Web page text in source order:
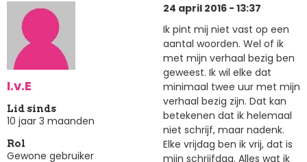
I.v.E
Lid sinds
10 jaar 3 maanden
Rol
Gewone gebruiker
24 april 2016 - 13:37
Ik pint mij niet vast op een
aantal woorden. Wel of ik
met mijn verhaal bezig ben
geweest. Ik wil elke dat
minimaal twee uur met mijn
verhaal bezig zijn. Dat kan
betekenen dat ik helemaal
niet schrijf, maar nadenk.
Elke vrijdag ben ik vrij, dat is
mijn schrijfdag. Alles wat ik